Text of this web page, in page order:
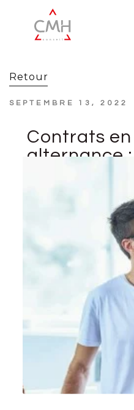
Retour
SEPTEMBRE 13, 2022
Contrats en
alternance
fin